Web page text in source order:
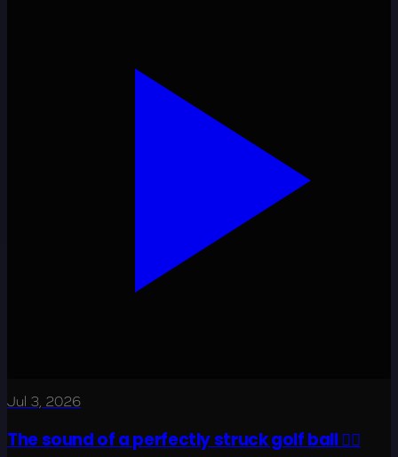
Jul 3, 2026
The sound of a perfectly struck golf ball 😮‍💨